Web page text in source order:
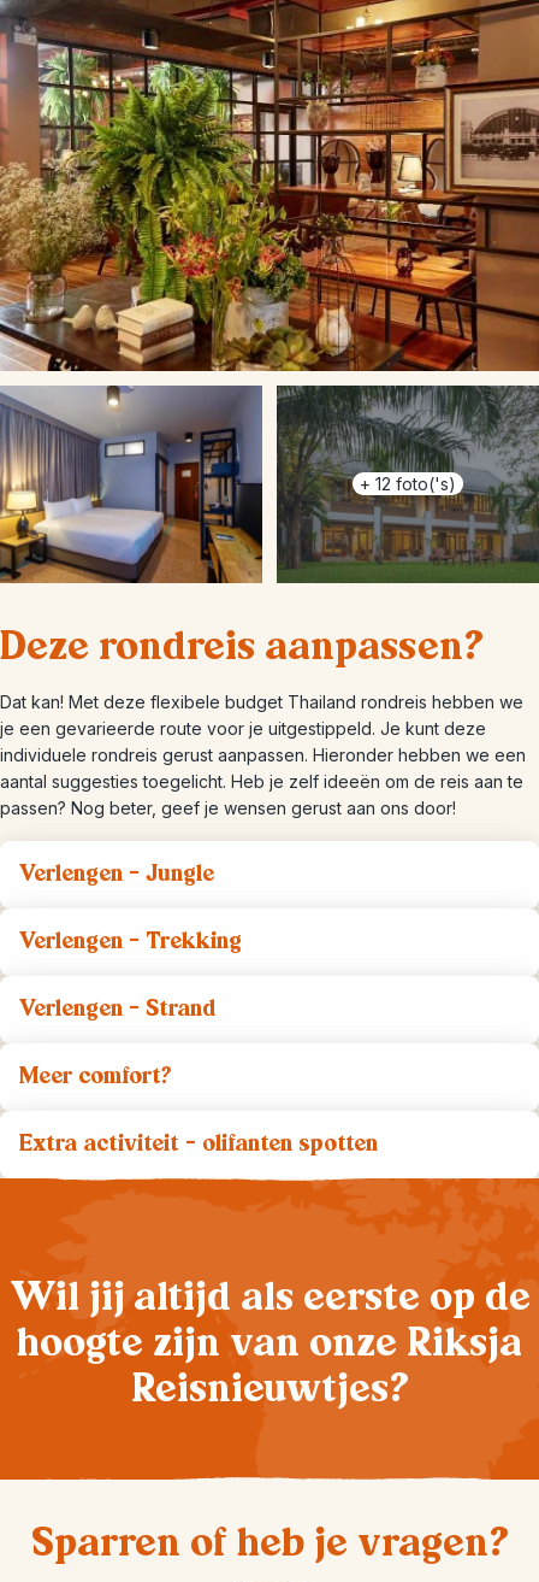
+ 12 foto('s)
Deze rondreis aanpassen?
Dat kan! Met deze flexibele budget Thailand rondreis hebben we
je een gevarieerde route voor je uitgestippeld. Je kunt deze
individuele rondreis gerust aanpassen. Hieronder hebben we een
aantal suggesties toegelicht. Heb je zelf ideeën om de reis aan te
passen? Nog beter, geef je wensen gerust aan ons door!
Verlengen - Jungle
Verlengen - Trekking
Verlengen - Strand
Meer comfort?
Extra activiteit - olifanten spotten
Wil jij altijd als eerste op de
hoogte zijn van onze Riksja
Reisnieuwtjes?
Sparren of heb je vragen?